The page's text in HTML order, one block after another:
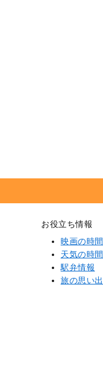
お役立ち情報
映画の時間
天気の時間
駅弁情報
旅の思い出